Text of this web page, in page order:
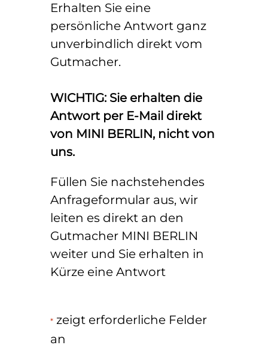
Erhalten Sie eine
persönliche Antwort ganz
unverbindlich direkt vom
Gutmacher.
WICHTIG: Sie erhalten die
Antwort per E-Mail direkt
von MINI BERLIN, nicht von
uns.
Füllen Sie nachstehendes
Anfrageformular aus, wir
leiten es direkt an den
Gutmacher MINI BERLIN
weiter und Sie erhalten in
Kürze eine Antwort
*zeigt erforderliche Felder
an